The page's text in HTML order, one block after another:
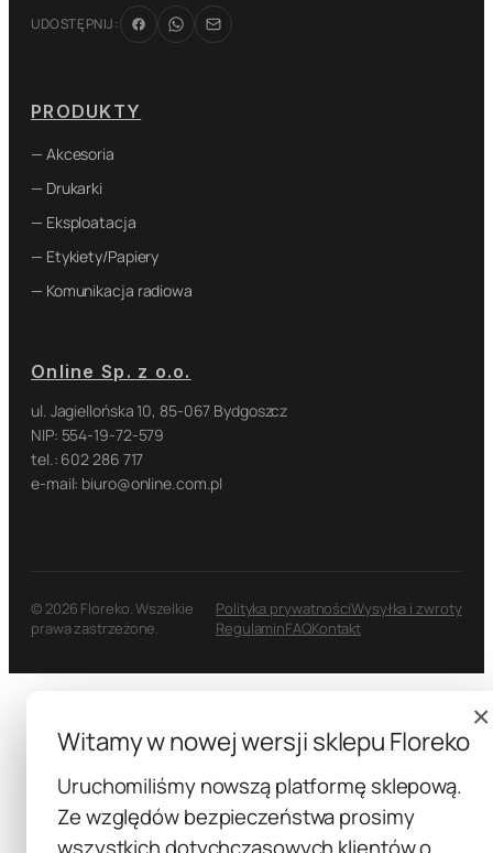
UDOSTĘPNIJ:
PRODUKTY
— Akcesoria
— Drukarki
— Eksploatacja
— Etykiety/Papiery
— Komunikacja radiowa
Online Sp. z o.o.
ul. Jagiellońska 10, 85-067 Bydgoszcz
NIP: 554-19-72-579
tel.: 602 286 717
e-mail: biuro@online.com.pl
© 2026 Floreko. Wszelkie
prawa zastrzeżone.
Polityka prywatnościWysyłka i zwroty
RegulaminFAQKontakt
×
Witamy w nowej wersji sklepu Floreko
Uruchomiliśmy nowszą platformę sklepową.
Ze względów bezpieczeństwa prosimy